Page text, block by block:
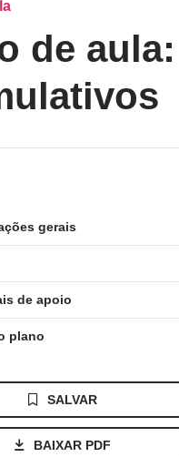
de
gerais
de apoio
plano
SALVAR
BAIXAR PDF